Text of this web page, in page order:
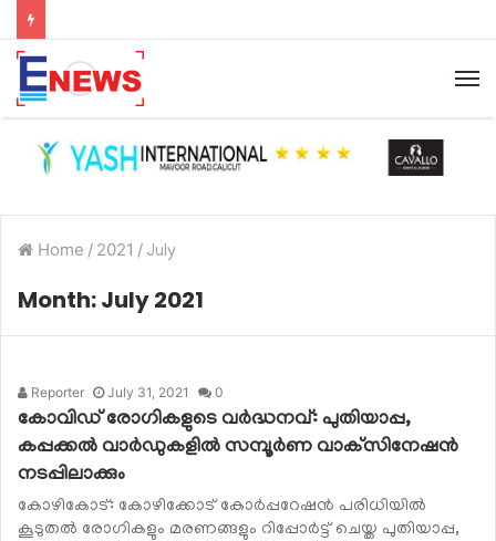
Home / 2021 / July
Month:July 2021
Reporter July 31, 2021 0
കോവിഡ് രോഗികളുടെ വര്‍ദ്ധനവ്: പുതിയാപ്പ,
കപ്പക്കല്‍ വാര്‍ഡുകളില്‍ സമ്പൂര്‍ണ വാക്‌സിനേഷന്‍
നടപ്പിലാക്കും
കോഴികോട്: കോഴിക്കോട് കോര്‍പ്പറേഷന്‍ പരിധിയില്‍
കൂടുതല്‍ രോഗികളും മരണങ്ങളും റിപ്പോര്‍ട്ട് ചെയ്ത പുതിയാപ്പ,